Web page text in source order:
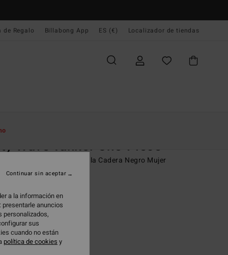
de Regalo Billabong App ES (€) Localizador de tiendas
Wave Tanker One-Piece
Entero de Corte Alto en la Cadera Negro Mujer
Pebble
a la información en
anuncios
personalizados,
sus
cuando no están
política de cookies y
Continuar sin aceptar